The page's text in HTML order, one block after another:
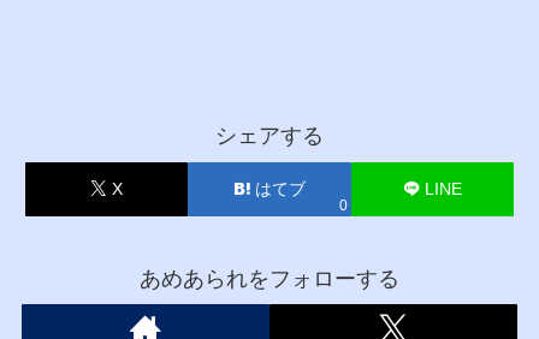
シェアする
X はてブ
0
LINE
あめあられをフォローする